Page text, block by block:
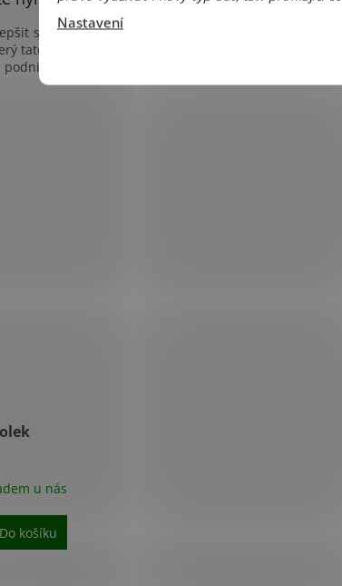
Nastavení
u nás
Do košíku
svůj interiér s naší
tato sestava nabízí. Klikněte na tlačítko "Přidat do